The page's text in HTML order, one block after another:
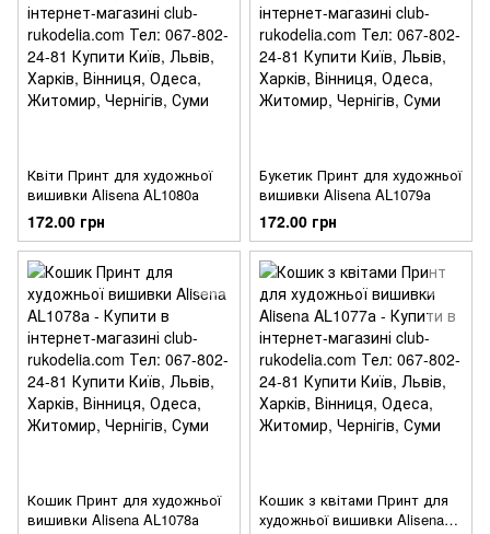
Квіти Принт для художньої
вишивки Alisena AL1080а
172.00 грн
Букетик Принт для художньої
вишивки Alisena AL1079а
172.00 грн
Кошик Принт для художньої
вишивки Alisena AL1078а
Кошик з квітами Принт для
художньої вишивки Alisena